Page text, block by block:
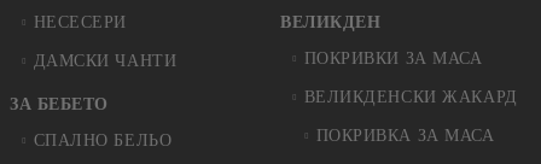
НЕСЕСЕРИ
ДАМСКИ ЧАНТИ
ЗА БЕБЕТО
СПАЛНО БЕЛЬО
ВЕЛИКДЕН
ПОКРИВКИ ЗА МАСА
ВЕЛИКДЕНСКИ ЖАКАРД
ПОКРИВКА ЗА МАСА